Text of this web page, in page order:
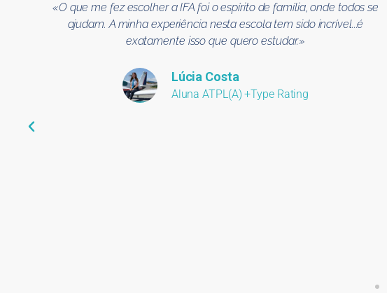
«O que me fez escolher a IFA foi o espírito de família, onde todos se
ajudam. A minha experiência nesta escola tem sido incrível...é
exatamente isso que quero estudar.»
Lúcia Costa
Aluna ATPL(A) +Type Rating